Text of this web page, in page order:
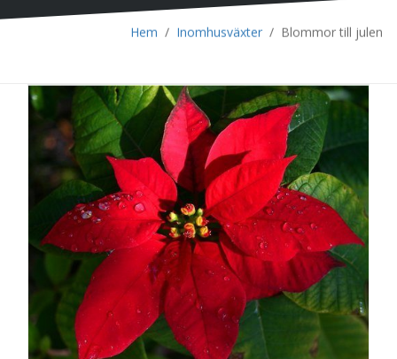
Hem / Inomhusväxter / Blommor till julen